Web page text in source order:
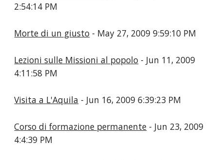
2:54:14 PM
Morte di un giusto - May 27, 2009 9:59:10 PM
Lezioni sulle Missioni al popolo - Jun 11, 2009
4:11:58 PM
Visita a L'Aquila - Jun 16, 2009 6:39:23 PM
Corso di formazione permanente - Jun 23, 2009
4:4:39 PM